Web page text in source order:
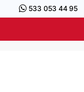
533 053 44 95